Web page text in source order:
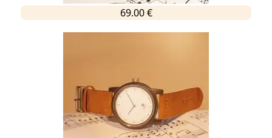
69.00 €